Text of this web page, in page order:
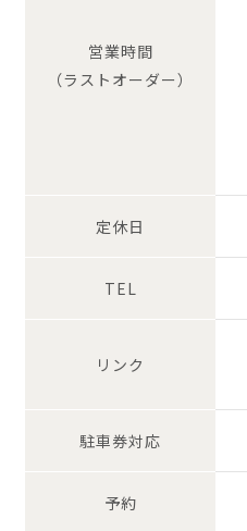
営業時間
（ラストオーダー）
定休日
TEL
リンク
駐車券対応
予約